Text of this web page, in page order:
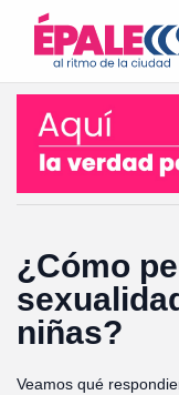
¿Cómo
niñas?
Veamos qué